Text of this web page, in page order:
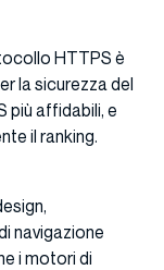
HTTPS è
la sicurezza del
più affidabili, e
il ranking.
navigazione
i motori di